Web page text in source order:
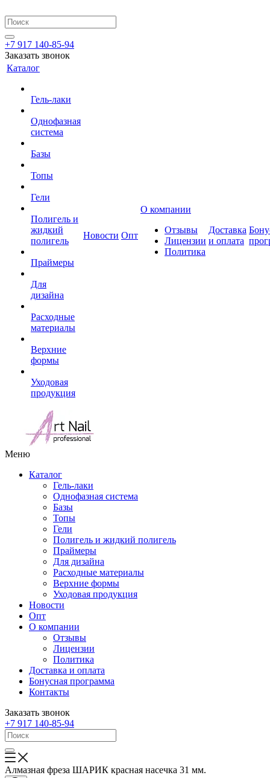
+7 917 140-85-94
Заказать звонок
Каталог
Гель-лаки
Однофазная
система
Базы
Топы
Гели
Полигель и
жидкий
полигель
Праймеры
Для
дизайна
Расходные
материалы
Верхние
формы
Уходовая
продукция
Новости Опт
О компании
Отзывы
Лицензии
Политика
Доставка
и оплата
Меню
Каталог
Гель-лаки
Однофазная система
Базы
Топы
Гели
Полигель и жидкий полигель
Праймеры
Для дизайна
Расходные материалы
Верхние формы
Уходовая продукция
Новости
Опт
О компании
Отзывы
Лицензии
Политика
Доставка и оплата
Бонусная программа
Контакты
Заказать звонок
+7 917 140-85-94
Алмазная фреза ШАРИК красная насечка 31 мм.